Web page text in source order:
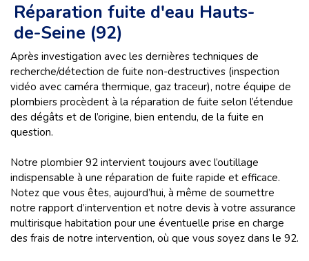
Réparation fuite d'eau Hauts-
de-Seine (92)
Après investigation avec les dernières techniques de
recherche/détection de fuite non-destructives (inspection
vidéo avec caméra thermique, gaz traceur), notre équipe de
plombiers procèdent à la réparation de fuite selon l’étendue
des dégâts et de l’origine, bien entendu, de la fuite en
question.
Notre plombier 92 intervient toujours avec l’outillage
indispensable à une réparation de fuite rapide et efficace.
Notez que vous êtes, aujourd’hui, à même de soumettre
notre rapport d’intervention et notre devis à votre assurance
multirisque habitation pour une éventuelle prise en charge
des frais de notre intervention, où que vous soyez dans le 92.